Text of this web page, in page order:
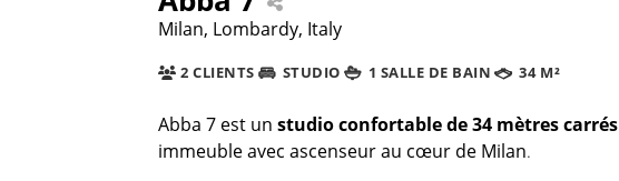
Milan, Lombardy, Italy
2 CLIENTS STUDIO 1 SALLE DE BAIN 34 M²
Abba 7 est un studio confortable de 34 mètres carrés
immeuble avec ascenseur au cœur de Milan.